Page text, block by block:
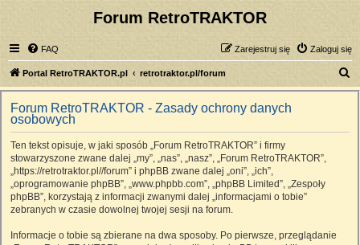
Forum RetroTRAKTOR
FAQ Zaloguj się
Zarejestruj się
Portal RetroTRAKTOR.pl retrotraktor.pl/forum
z
Forum RetroTRAKTOR - Zasady ochrony danych
osobowych
Ten tekst opisuje, w jaki sposób „Forum RetroTRAKTOR” i firmy
stowarzyszone zwane dalej „my”, „nas”, „nasz”, „Forum RetroTRAKTOR”,
„https://retrotraktor.pl//forum” i phpBB zwane dalej „oni”, „ich”,
„oprogramowanie phpBB”, „www.phpbb.com”, „phpBB Limited”, „Zespoły
phpBB”, korzystają z informacji zwanymi dalej „informacjami o tobie”
zebranych w czasie dowolnej twojej sesji na forum.
Informacje o tobie są zbierane na dwa sposoby. Po pierwsze, przeglądanie